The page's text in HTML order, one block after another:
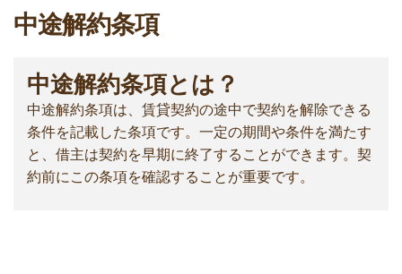
中途解約条項
中途解約条項とは？
中途解約条項は、賃貸契約の途中で契約を解除できる
条件を記載した条項です。一定の期間や条件を満たす
と、借主は契約を早期に終了することができます。契
約前にこの条項を確認することが重要です。